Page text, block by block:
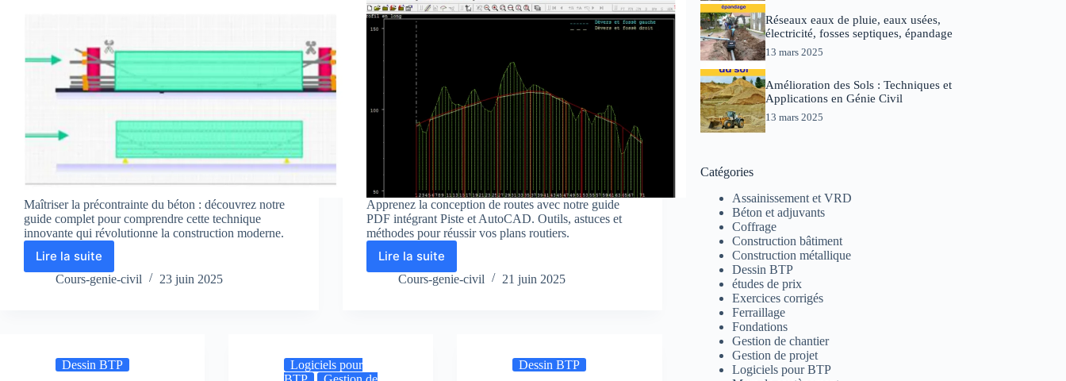
Maîtriser la précontrainte du béton : découvrez notre
guide complet pour comprendre cette technique
innovante qui révolutionne la construction moderne.
Lire la suite
Maîtriser
la
Complet
Cours-genie-civil 23 juin 2025
Apprenez la conception de routes avec notre guide
PDF intégrant Piste et AutoCAD. Outils, astuces et
méthodes pour réussir vos plans routiers.
Lire la suite
Conception
de
Cours-genie-civil 21 juin 2025
Dessin BTP
Logiciels pour
Dessin BTP
Réseaux eaux de pluie, eaux usées,
électricité, fosses septiques, épandage
13 mars 2025
Amélioration des Sols : Techniques et
Applications en Génie Civil
13 mars 2025
Catégories
Assainissement et VRD
Béton et adjuvants
Coffrage
Construction bâtiment
Construction métallique
Dessin BTP
études de prix
Exercices corrigés
Ferraillage
Fondations
Gestion de chantier
Gestion de projet
Logiciels pour BTP